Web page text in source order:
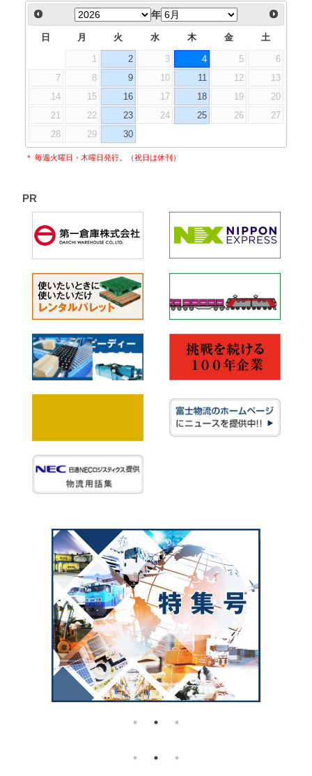
年
日 月 火 水 木 金 土
1 2 3 4 5
6
7
8 9 10 11 12
13
14
15 16 17 18 19
20
21
22 23 24 25 26
27
28
29 30
＊ 毎週火曜日・木曜日発行。（祝日は休刊）